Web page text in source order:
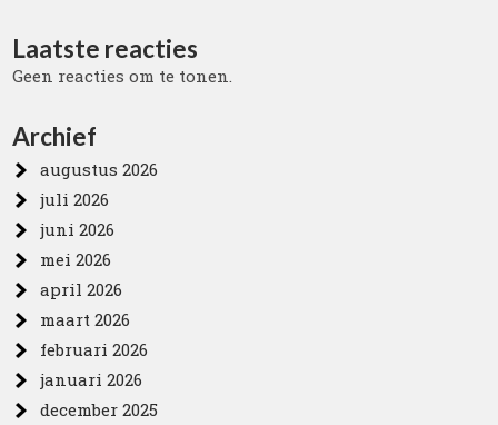
Laatste reacties
Geen reacties om te tonen.
Archief
augustus 2026
juli 2026
juni 2026
mei 2026
april 2026
maart 2026
februari 2026
januari 2026
december 2025